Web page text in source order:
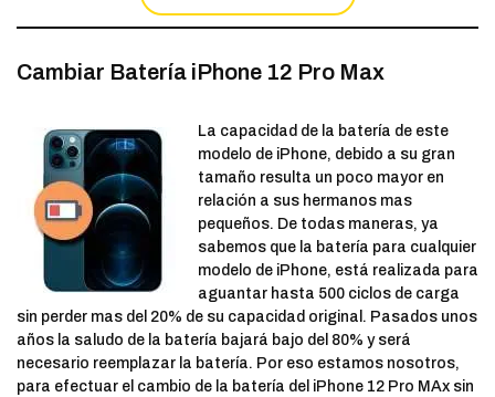
Cambiar Batería iPhone 12 Pro Max
La capacidad de la batería de este
modelo de iPhone, debido a su gran
tamaño resulta un poco mayor en
relación a sus hermanos mas
pequeños. De todas maneras, ya
sabemos que la batería para cualquier
modelo de iPhone, está realizada para
aguantar hasta 500 ciclos de carga
sin perder mas del 20% de su capacidad original. Pasados unos
años la saludo de la batería bajará bajo del 80% y será
necesario reemplazar la batería. Por eso estamos nosotros,
para efectuar el cambio de la batería del iPhone 12 Pro MAx sin